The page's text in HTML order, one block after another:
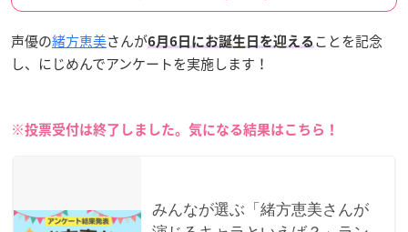
声優の緒方恵美さんが6月6日にお誕生日を迎える ことを記念
し、にじめんでアンケートを実施します！
※投票受付は終了しました。気になる結果はこちら！